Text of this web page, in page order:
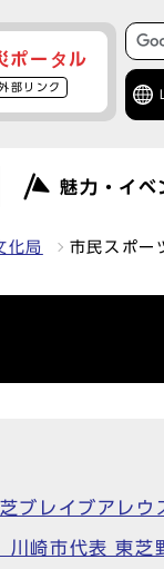
ポータル
部リンク
魅力・イベ
化局 市民スポー
ブレイブアレウ
崎市代表 東芝